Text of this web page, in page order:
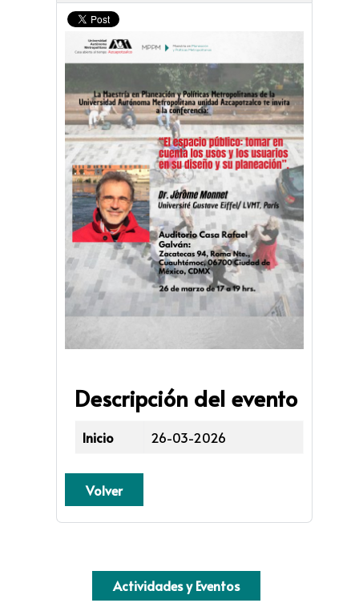
Descripción del evento
Inicio 26-03-2026
Volver
Actividades y Eventos